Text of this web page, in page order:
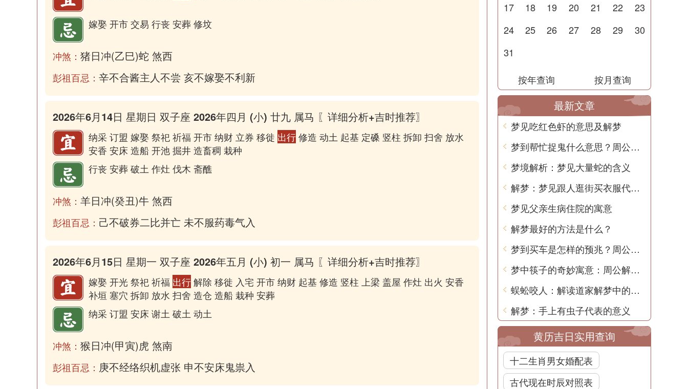
嫁娶 开市 交易 行丧 安葬 修坟
冲煞： 猪日冲(乙巳)蛇 煞西
彭祖百忌： 辛不合酱主人不尝 亥不嫁娶不利新郎
2026年6月14日 星期日 双子座 2026年四月 (小) 廿九 属马 〖详细分析+吉时推荐〗
纳采 订盟 嫁娶 祭祀 祈福 开市 纳财 立券 移徙 出行修造 动土 起基 定磉 竖柱 拆卸 扫舍 放水
安香 安床 造船 开池 掘井 造畜稠 栽种
行丧 安葬 破土 作灶 伐木 斋醮
冲煞： 羊日冲(癸丑)牛 煞西
彭祖百忌： 己不破券二比并亡 未不服药毒气入肠
2026年6月15日 星期一 双子座 2026年五月 (小) 初一 属马 〖详细分析+吉时推荐〗
嫁娶 开光 祭祀 祈福 出行解除 移徙 入宅 开市 纳财 起基 修造 竖柱 上梁 盖屋 作灶 出火 安香
补垣 塞穴 拆卸 放水 扫舍 造仓 造船 栽种 安葬
纳采 订盟 安床 谢土 破土 动土
冲煞： 猴日冲(甲寅)虎 煞南
彭祖百忌： 庚不经络织机虚张 申不安床鬼祟入房
17
18 19 20 21 22
23
24
25 26 27 28 29
30
31
按年查询 按月查询
最新文章
梦见吃红色虾的意思及解梦
梦到帮忙捉鬼什么意思？周公解梦告诉你
梦境解析：梦见大量蛇的含义
解梦：梦见跟人逛街买衣服代表什么？
梦见父亲生病住院的寓意
解梦最好的方法是什么？
梦到买车是怎样的预兆？周公解梦用中文告诉你
梦中筷子的奇妙寓意：周公解梦告诉你的隐藏信息
蜈蚣咬人：解读道家解梦中的奥秘
解梦：手上有虫子代表的意义
黄历吉日实用查询
十二生肖男女婚配表
古代现在时辰对照表